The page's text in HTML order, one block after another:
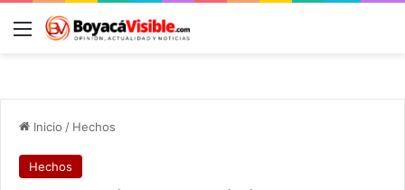
Menú
Inicio / Hechos
Hechos